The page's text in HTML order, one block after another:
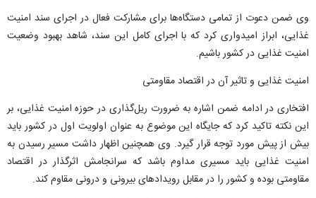
وی ضمن دعوت از تمامی دستگاه‌ها برای مشارکت فعال در اجرای سند امنیت
غذایی، ابراز امیدواری کرد که با اجرای کامل این سند، شاهد بهبود وضعیت
امنیت غذایی در کشور باشیم.
امنیت غذایی و تاثیر آن در اقتصاد مقاومتی
افتخاری در ادامه ضمن اشاره به ضرورت ریل‌گذاری در حوزه امنیت غذایی، بر
این نکته تاکید کرد که جایگاه این موضوع به عنوان اولویت اول در کشور باید
بیش از پیش مورد توجه قرار گیرد. وی همچنین اظهار داشت مسیر رسیدن به
امنیت غذایی باید مسیری مداوم باشد که سرانجامش اثرگذار در اقتصاد
مقاومتی بوده و کشور را در مقابل رویدادهای بیرونی و درونی مقاوم کند.